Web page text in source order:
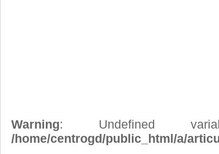
Warning: Undefined
/home/centrogd/public_html/a/